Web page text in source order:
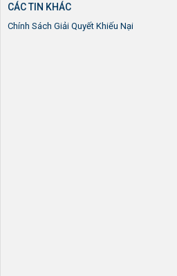
CÁC TIN KHÁC
Chính Sách Giải Quyết Khiếu Nại